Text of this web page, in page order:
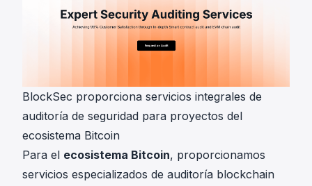
BlockSec proporciona servicios integrales de
auditoría de seguridad para proyectos del
ecosistema Bitcoin
Para el ecosistema Bitcoin, proporcionamos
servicios especializados de auditoría blockchain